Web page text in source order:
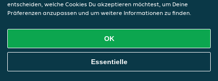
Gyros Döner Teller
Online Essen Bestellen
entscheiden, welche Cookies Du akzeptieren möchtest, um Deine
Präferenzen anzupassen und um weitere Informationen zu finden.
OK
Essentielle